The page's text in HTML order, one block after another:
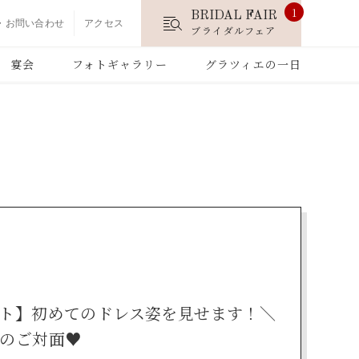
お問い合わせ アクセス
BRIDAL FAIR
ブライダルフェア
1
宴会 フォトギャラリー グラツィエの一日
】初めてのドレス姿を見せます！＼
ご対面♥